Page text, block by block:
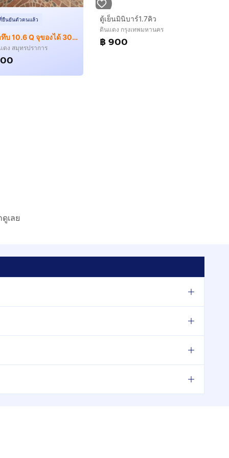
ยืนยันตัวตนแล้ว
ตู้แช่ฝาทึบ 10.6 Q จุของได้ 300 ลิตร ราคาถูกมาก
ดง สมุทรปราการ
ตู้เย็นมินิบาร์1.7คิว
ดินแดง กรุงเทพมหานคร
฿ 900
เลย